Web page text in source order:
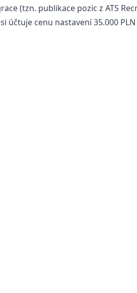
(tzn. publikace pozic z ATS
účtuje cenu nastavení 35.000